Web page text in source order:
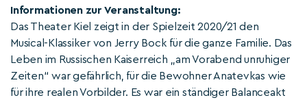
Informationen zur Veranstaltung:
Das Theater Kiel zeigt in der Spielzeit 2020/21 den
Musical-Klassiker von Jerry Bock für die ganze Familie. Das
Leben im Russischen Kaiserreich „am Vorabend unruhiger
Zeiten“ war gefährlich, für die Bewohner Anatevkas wie
für ihre realen Vorbilder. Es war ein ständiger Balanceakt